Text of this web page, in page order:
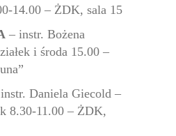
14.00 – ŻDK, sala 15
– instr. Bożena
i środa 15.00 –
Daniela Giecold –
8.30-11.00 – ŻDK,